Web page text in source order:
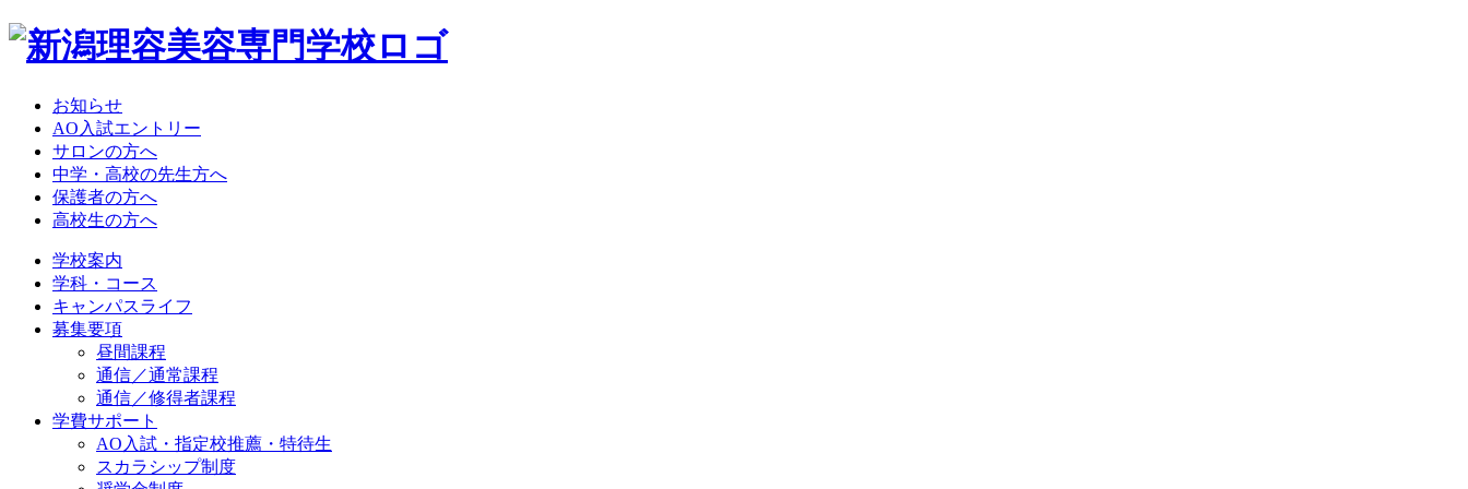
お知らせ
AO入試エントリー
サロンの方へ
中学・高校の先生方へ
保護者の方へ
高校生の方へ
学校案内
学科・コース
キャンパスライフ
募集要項
昼間課程
通信／通常課程
通信／修得者課程
学費サポート
AO入試・指定校推薦・特待生
スカラシップ制度